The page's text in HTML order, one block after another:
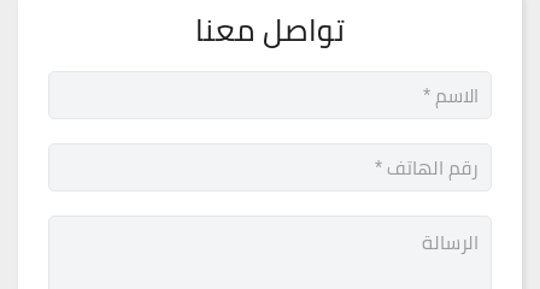
تواصل معنا